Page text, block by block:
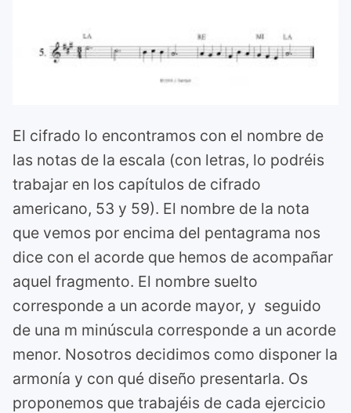
El cifrado lo encontramos con el nombre de
las notas de la escala (con letras, lo podréis
trabajar en los capítulos de cifrado
americano, 53 y 59). El nombre de la nota
que vemos por encima del pentagrama nos
dice con el acorde que hemos de acompañar
aquel fragmento. El nombre suelto
corresponde a un acorde mayor, y seguido
de una m minúscula corresponde a un acorde
menor. Nosotros decidimos como disponer la
armonía y con qué diseño presentarla. Os
proponemos que trabajéis de cada ejercicio